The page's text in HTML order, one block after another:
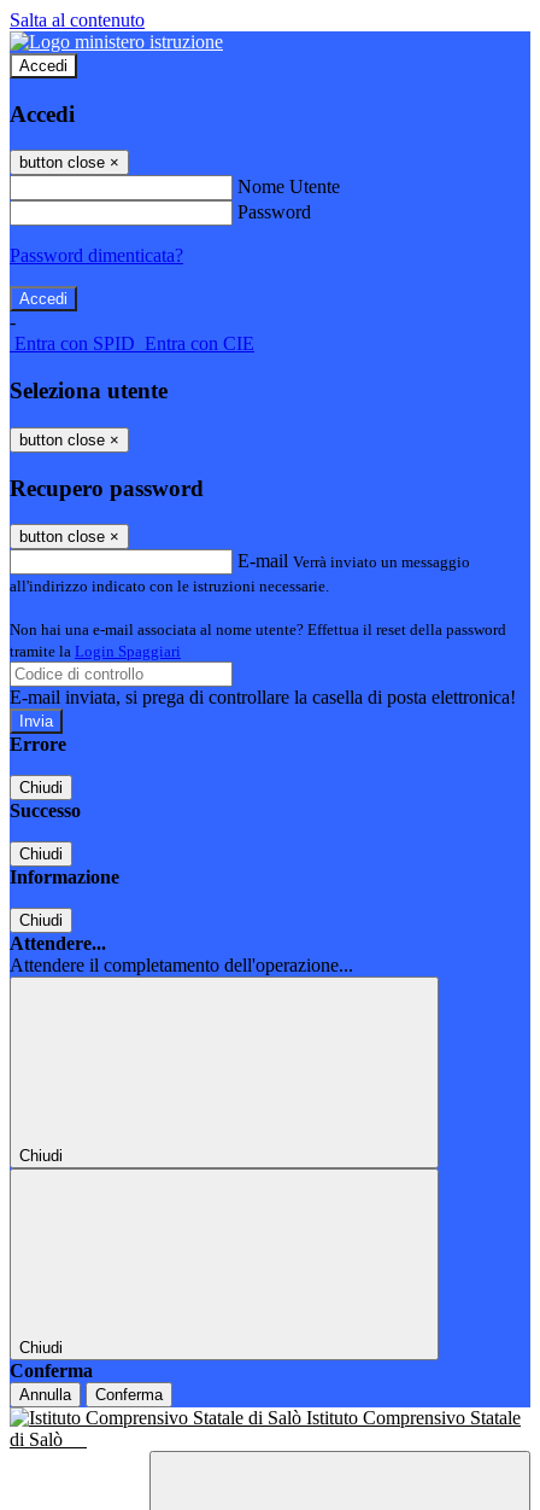
Salta al contenuto
Accedi
Accedi
button close ×
Nome Utente
Password
Password dimenticata?
-
Entra con SPID Entra con CIE
Seleziona utente
button close ×
Recupero password
button close ×
E-mail Verrà inviato un messaggio
all'indirizzo indicato con le istruzioni necessarie.
Non hai una e-mail associata al nome utente? Effettua il reset della password
tramite la Login Spaggiari
E-mail inviata, si prega di controllare la casella di posta elettronica!
Errore
Chiudi
Successo
Chiudi
Informazione
Chiudi
Attendere...
Attendere il completamento dell'operazione...
Chiudi
Chiudi
Conferma
Annulla Conferma
Istituto Comprensivo Statale
di Salò